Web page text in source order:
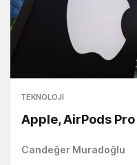
TEKNOLOJI
Apple, AirPods
Candeğer Muradoğlu